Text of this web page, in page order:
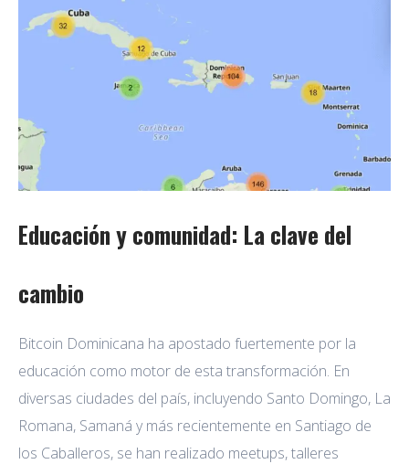
Educación y comunidad: La clave del
cambio
Bitcoin Dominicana ha apostado fuertemente por la
educación como motor de esta transformación. En
diversas ciudades del país, incluyendo Santo Domingo, La
Romana, Samaná y más recientemente en Santiago de
los Caballeros, se han realizado meetups, talleres